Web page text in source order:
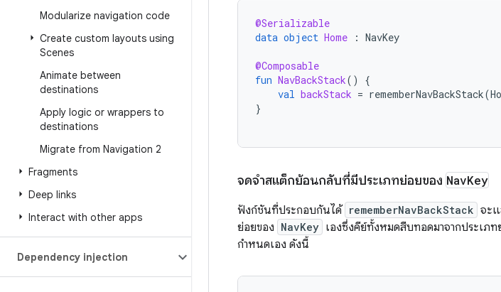
Modularize navigation code
Create custom layouts using
Scenes
Animate between
destinations
Apply logic or wrappers to
destinations
Migrate from Navigation 2
Fragments
Deep links
Interact with other apps
Dependency injection
@Serializable
data object Home : NavKey
@Composable
fun NavBackStack()
{
val backStack = rememberNavBackStack(
}
จดจำสแต็กย้อนกลับที่มีประเภทย่อยของ NavKey
ฟังก์ชันที่ประกอบกันได้ rememberNavBackStack จะ
ย่อยของ NavKey เองซึ่งคีย์ทั้งหมดสืบทอดมาจากประเภ
กำหนดเอง ดังนี้